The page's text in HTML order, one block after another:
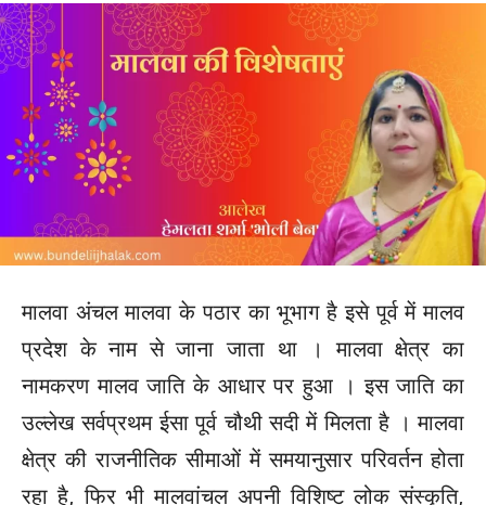
मालवा अंचल मालवा के पठार का भूभाग है इसे पूर्व में मालव
प्रदेश के नाम से जाना जाता था । मालवा क्षेत्र का
नामकरण मालव जाति के आधार पर हुआ । इस जाति का
उल्लेख सर्वप्रथम ईसा पूर्व चौथी सदी में मिलता है । मालवा
क्षेत्र की राजनीतिक सीमाओं में समयानुसार परिवर्तन होता
रहा है, फिर भी मालवांचल अपनी विशिष्ट लोक संस्कृति,